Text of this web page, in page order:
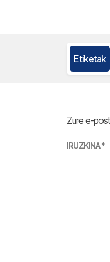
Etiketak
Zure e-
IRUZKINA*